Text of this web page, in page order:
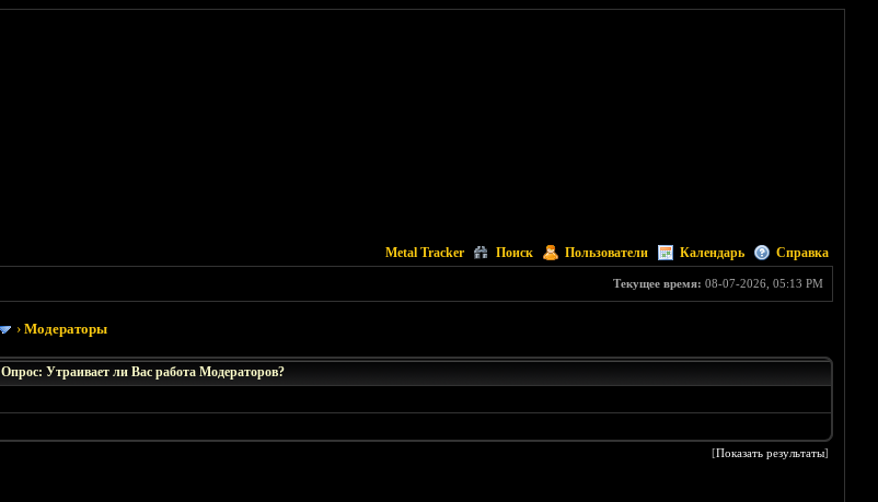
Metal Tracker Поиск Пользователи Календарь Справка
Текущее время: 08-07-2026, 05:13 PM
›Модераторы
Опрос: Утраивает ли Вас работа Модераторов?
[Показать результаты]